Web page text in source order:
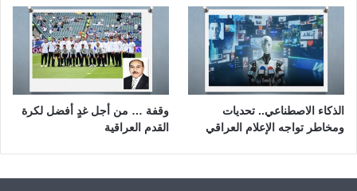
الذكاء الاصطناعي.. تحديات
ومخاطر تواجه الإعلام العراقي
وقفة … من أجل غدٍ أفضل لكرة
القدم العراقية